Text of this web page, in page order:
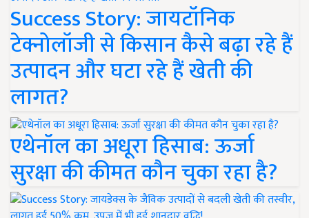
Success Story: जायटॉनिक
टेक्नोलॉजी से किसान कैसे बढ़ा रहे हैं
उत्पादन और घटा रहे हैं खेती की
लागत?
एथेनॉल का अधूरा हिसाब: ऊर्जा
सुरक्षा की कीमत कौन चुका रहा है?